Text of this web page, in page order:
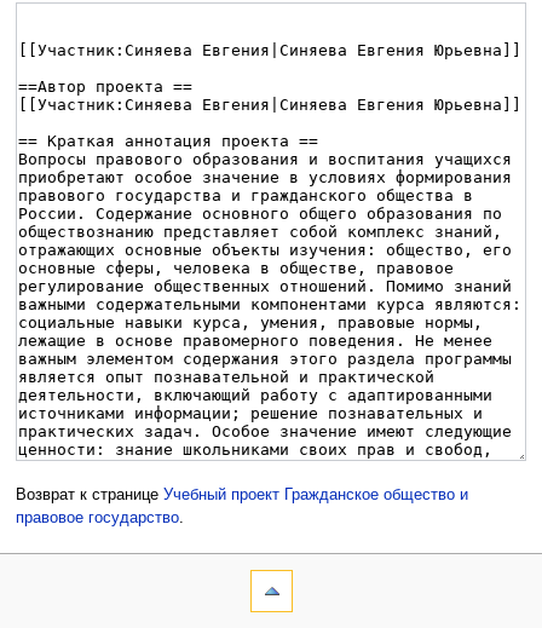
Возврат к странице Учебный проект Гражданское общество и
правовое государство.